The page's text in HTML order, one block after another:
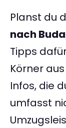
Planst du
nach
Tipps
Körner
Infos, die
umfasst